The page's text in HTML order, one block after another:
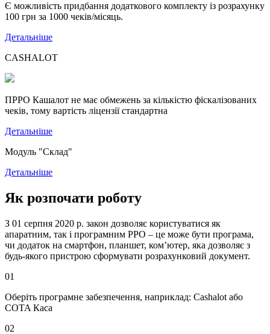
Є можливість придбання додаткового комплекту із розрахунку
100 грн за 1000 чеків/місяць.
Детальніше
CASHALOT
ПРРО Кашалот не має обмежень за кількістю фіскалізованих
чеків, тому вартість ліцензії стандартна
Детальніше
Модуль "Склад"
Детальніше
Як розпочати роботу
З 01 серпня 2020 р. закон дозволяє користуватися як
апаратним, так і програмним РРО – це може бути програма,
чи додаток на смартфон, планшет, ком’ютер, яка дозволяє з
будь-якого пристрою сформувати розрахунковий документ.
01
Оберіть програмне забезпечення, наприклад: Cashalot або
COTA Каса
02